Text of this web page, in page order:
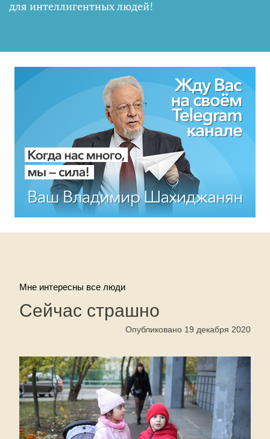
для интеллигентных людей!
Мне интересны все люди
Сейчас страшно
Опубликовано 19 декабря 2020